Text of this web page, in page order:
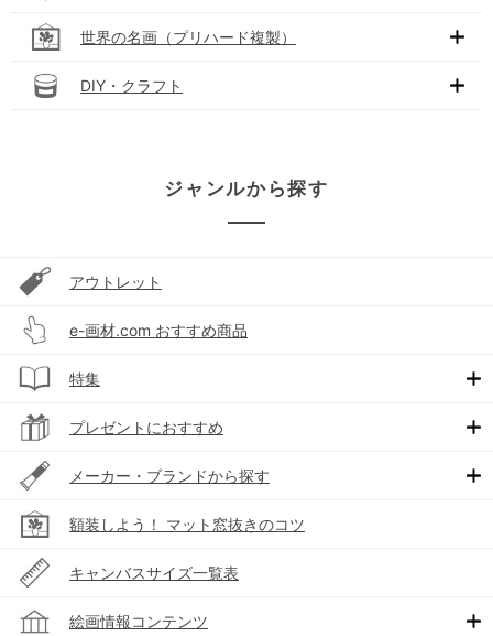
世界の名画（プリハード複製）
DIY・クラフト
ジャンルから探す
アウトレット
e-画材.com おすすめ商品
特集
プレゼントにおすすめ
メーカー・ブランドから探す
額装しよう！ マット窓抜きのコツ
キャンバスサイズ一覧表
絵画情報コンテンツ